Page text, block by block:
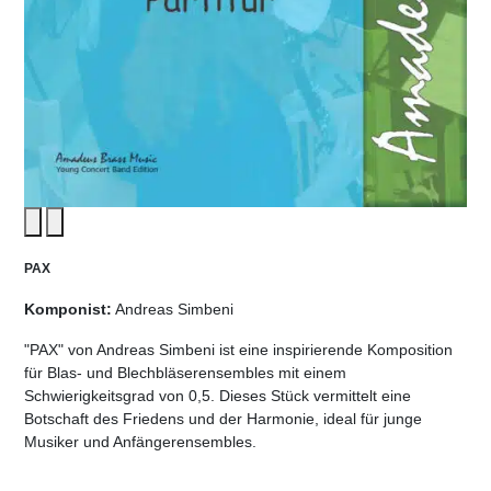
PAX
Komponist: Andreas Simbeni
"PAX" von Andreas Simbeni ist eine inspirierende Komposition
für Blas- und Blechbläserensembles mit einem
Schwierigkeitsgrad von 0,5. Dieses Stück vermittelt eine
Botschaft des Friedens und der Harmonie, ideal für junge
Musiker und Anfängerensembles.